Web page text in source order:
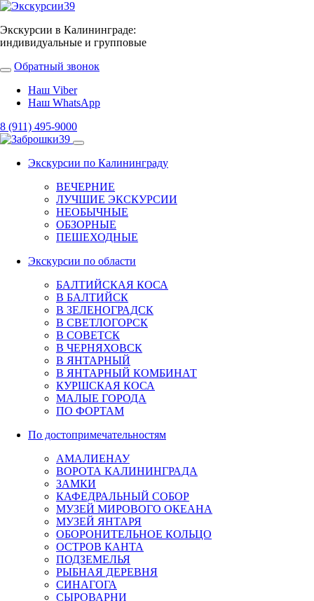
Экскурсии в Калининграде:
индивидуальные и групповые
Обратный звонок
Наш Viber
Наш WhatsApp
8 (911) 495-9000
Экскурсии по Калининграду
ВЕЧЕРНИЕ
ЛУЧШИЕ ЭКСКУРСИИ
НЕОБЫЧНЫЕ
ОБЗОРНЫЕ
ПЕШЕХОДНЫЕ
Экскурсии по области
БАЛТИЙСКАЯ КОСА
В БАЛТИЙСК
В ЗЕЛЕНОГРАДСК
В СВЕТЛОГОРСК
В СОВЕТСК
В ЧЕРНЯХОВСК
В ЯНТАРНЫЙ
В ЯНТАРНЫЙ КОМБИНАТ
КУРШСКАЯ КОСА
МАЛЫЕ ГОРОДА
ПО ФОРТАМ
По достопримечательностям
АМАЛИЕНАУ
ВОРОТА КАЛИНИНГРАДА
ЗАМКИ
КАФЕДРАЛЬНЫЙ СОБОР
МУЗЕЙ МИРОВОГО ОКЕАНА
МУЗЕЙ ЯНТАРЯ
ОБОРОНИТЕЛЬНОЕ КОЛЬЦО
ОСТРОВ КАНТА
ПОДЗЕМЕЛЬЯ
РЫБНАЯ ДЕРЕВНЯ
СИНАГОГА
СЫРОВАРНИ